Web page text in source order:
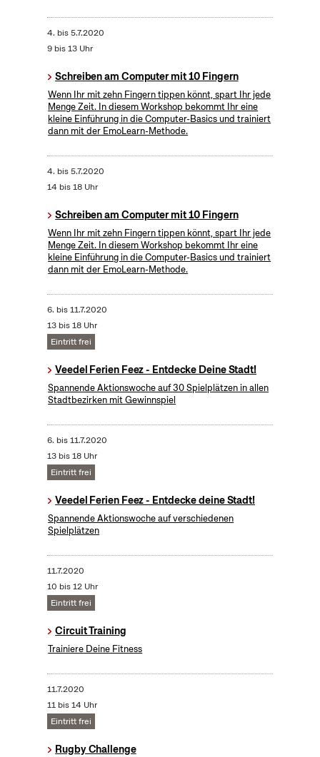
4. bis5.7.2020
9 bis 13 Uhr
Schreiben am Computer mit 10 Fingern
Wenn Ihr mit zehn Fingern tippen könnt, spart Ihr jede
Menge Zeit. In diesem Workshop bekommt Ihr eine
kleine Einführung in die Computer-Basics und trainiert
dann mit der EmoLearn-Methode.
4. bis5.7.2020
14 bis 18 Uhr
Schreiben am Computer mit 10 Fingern
Wenn Ihr mit zehn Fingern tippen könnt, spart Ihr jede
Menge Zeit. In diesem Workshop bekommt Ihr eine
kleine Einführung in die Computer-Basics und trainiert
dann mit der EmoLearn-Methode.
6. bis11.7.2020
13 bis 18 Uhr
Eintritt frei
Veedel Ferien Feez - Entdecke Deine Stadt!
Spannende Aktionswoche auf 30 Spielplätzen in allen
Stadtbezirken mit Gewinnspiel
6. bis11.7.2020
13 bis 18 Uhr
Eintritt frei
Veedel Ferien Feez - Entdecke deine Stadt!
Spannende Aktionswoche auf verschiedenen
Spielplätzen
11.7.2020
10 bis 12 Uhr
Eintritt frei
Circuit Training
Trainiere Deine Fitness
11.7.2020
11 bis 14 Uhr
Eintritt frei
Rugby Challenge